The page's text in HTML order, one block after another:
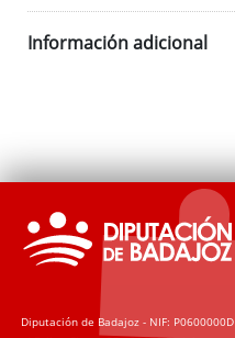
Información adicional
Diputación de Badajoz - NIF: P0600000D